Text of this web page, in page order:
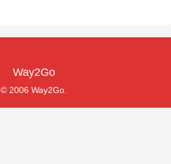
Way2Go
© 2006 Way2Go.